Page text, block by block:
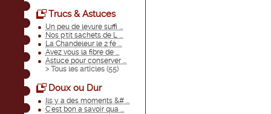
Trucs & Astuces
Un peu de levure suffi ...
Nos p'tit sachets de L ...
La Chandeleur le 2 fé ...
Avez vous la fibre de ...
Astuce pour conserver ...
> Tous les articles (55)
Doux ou Dur
Ils y a des moments &# ...
C'est bon a savoir qua ...